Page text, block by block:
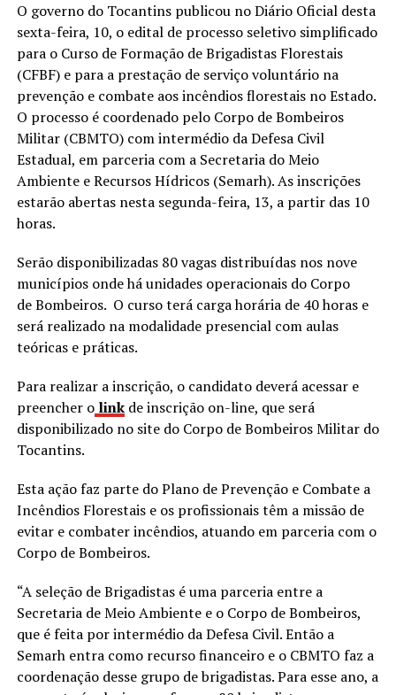
O governo do Tocantins publicou no Diário Oficial desta
sexta-feira, 10, o edital de processo seletivo simplificado
para o Curso de Formação de Brigadistas Florestais
(CFBF) e para a prestação de serviço voluntário na
prevenção e combate aos incêndios florestais no Estado.
O processo é coordenado pelo Corpo de Bombeiros
Militar (CBMTO) com intermédio da Defesa Civil
Estadual, em parceria com a Secretaria do Meio
Ambiente e Recursos Hídricos (Semarh). As inscrições
estarão abertas nesta segunda-feira, 13, a partir das 10
horas.
Serão disponibilizadas 80 vagas distribuídas nos nove
municípios onde há unidades operacionais do Corpo
de Bombeiros. O curso terá carga horária de 40 horas e
será realizado na modalidade presencial com aulas
teóricas e práticas.
Para realizar a inscrição, o candidato deverá acessar e
preencher o linkde inscrição on-line, que será
disponibilizado no site do Corpo de Bombeiros Militar do
Tocantins.
Esta ação faz parte do Plano de Prevenção e Combate a
Incêndios Florestais e os profissionais têm a missão de
evitar e combater incêndios, atuando em parceria com o
Corpo de Bombeiros.
“A seleção de Brigadistas é uma parceria entre a
Secretaria de Meio Ambiente e o Corpo de Bombeiros,
que é feita por intermédio da Defesa Civil. Então a
Semarh entra como recurso financeiro e o CBMTO faz a
coordenação desse grupo de brigadistas. Para esse ano, a